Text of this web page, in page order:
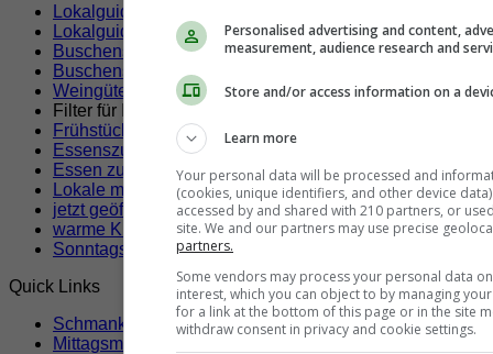
Lokalguide Südsteiermark
Lokalguide Kitzeck im Sausal
Buschenschenken, Weingüter und Heurigen(63)
Buschenschank
(31)
Weingüter
Filter für Ihre Suche!
Frühstücken
Essenszustellung
Essen zum Mitnehmen
Lokale mit Klimaanlage
jetzt geöffnete Lokale
warme Küche jetzt
Sonntags geöffnete Lokale
Quick Links
Schmankerltage
Mittagsmenü
Personalised advertising and content,
measurement, audience research and
Store and/or access information on a
Learn more
Your personal data will be processed and
(cookies, unique identifiers, and other device
accessed by and shared with 210 partners, or
site. We and our partners may use precise
partners.
Some vendors may process your personal data
interest, which you can object to by managing
for a link at the bottom of this page or in the site
withdraw consent in privacy and cookie settings.